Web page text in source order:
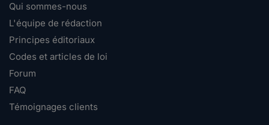
Qui sommes-nous
L'équipe de rédaction
Principes éditoriaux
Codes et articles de loi
Forum
FAQ
Témoignages clients